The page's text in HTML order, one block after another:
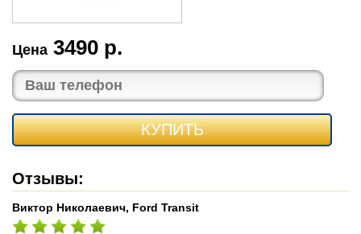
Цена 3490 р.
КУПИТЬ
Отзывы:
Виктор Николаевич, Ford Transit